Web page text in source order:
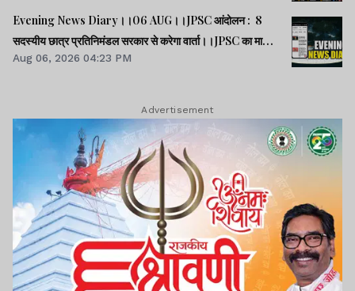
Evening News Diary।।06 AUG।।JPSC आंदोलन : 8
सदस्यीय छात्र प्रतिनिमंडल सरकार से करेगा वार्ता।।JPSC का मामला
पेपर लीक का नहीं, बैक डोर से गलत नियुक्ति का है : किशोर।।BPSC
Aug 06, 2026 04:23 PM
Advertisement